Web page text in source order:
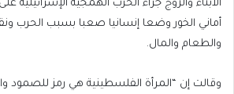
الأبناء والزوج جراء الحرب الهمجية
أماني الخور وضعا إنسانيا صعبا بسبب الحرب
والطعام والمال.
وقالت إن “المرأة الفلسطينية هي رمز للصمود